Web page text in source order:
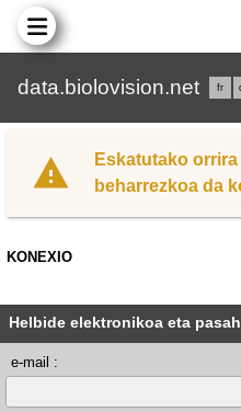
data.biolovision.net fr
Eskatutako
beharrezkoa da
KONEXIO
Helbide elektronikoa eta
e-mail :